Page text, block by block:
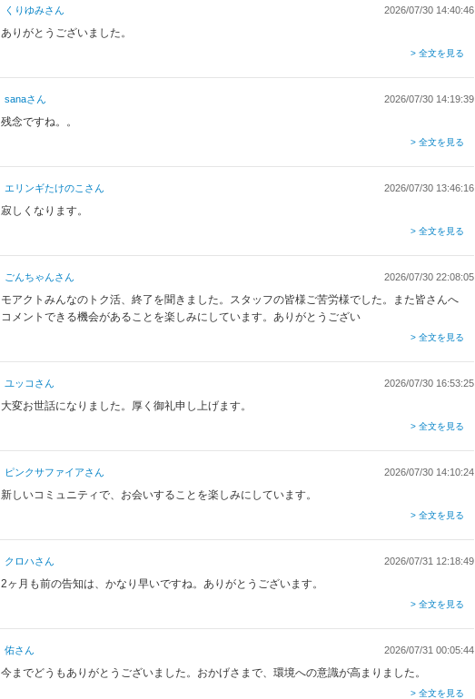
くりゆみさん 2026/07/30 14:40:46
ありがとうございました。
> 全文を見る
sanaさん 2026/07/30 14:19:39
残念ですね。。
> 全文を見る
エリンギたけのこ さん 2026/07/30 13:46:16
寂しくなります。
> 全文を見る
ごんちゃんさん 2026/07/30 22:08:05
モアクトみんなのトク活、終了を聞きました。スタッフの皆様ご苦労様でした。また皆さんへ
コメントできる機会があることを楽しみにしています。ありがとうござい
> 全文を見る
ユッコ さん 2026/07/30 16:53:25
大変お世話になりました。厚く御礼申し上げます。
> 全文を見る
ピンクサファイアさん 2026/07/30 14:10:24
新しいコミュニティで、お会いすることを楽しみにしています。
> 全文を見る
クロハさん 2026/07/31 12:18:49
2ヶ月も前の告知は、かなり早いですね。ありがとうございます。
> 全文を見る
佑さん 2026/07/31 00:05:44
今までどうもありがとうございました。おかげさまで、環境への意識が高まりました。
> 全文を見る